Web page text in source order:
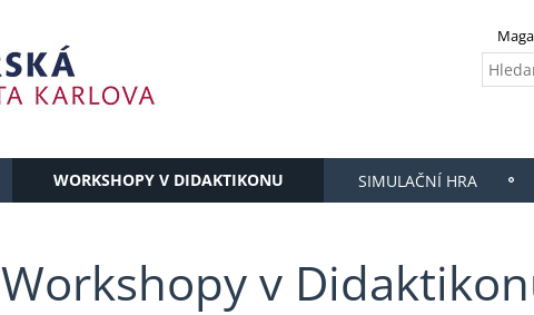
WORKSHOPY V DIDAKTIKONU SIMULAČNÍ HRA
Workshopy v